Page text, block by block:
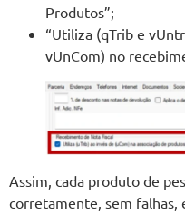
Produtos”;
“Utiliza (qTrib e
vUnCom) no
Assim, cada produto de
corretamente, sem falhas,